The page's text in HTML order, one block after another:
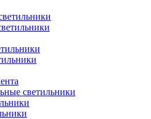
светильники